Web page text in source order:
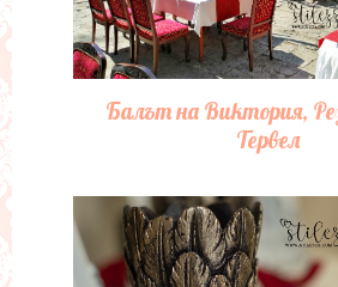
Балът на Виктория,
Тервел